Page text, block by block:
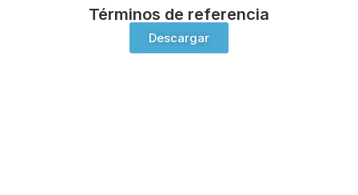
Términos de referencia
Descargar